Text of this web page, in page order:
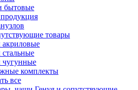
бытовые
товары
комплекты
все